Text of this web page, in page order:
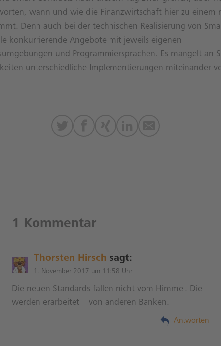
wann und wie die Finanzwirtschaft hier zu einem
Denn auch bei der technischen Realisierung von
konkurrierende Angebote mit jeweils eigenen
und Programmiersprachen. Es mangelt an
unterschiedliche Implementierungen miteinander
1 Kommentar
Thorsten Hirsch sagt:
1. November 2017 um 11:58 Uhr
Die neuen Standards fallen nicht vom Himmel. Die
werden erarbeitet – von anderen Banken.
Antworten